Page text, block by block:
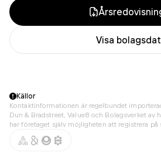
Visa
Källor
Kontaktinformationen är regelbundet
Dun & Bradstreet, Value8 och Bolagsverket av
har företaget själv möjligheten att registrera på